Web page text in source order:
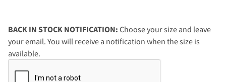
BACK IN STOCK NOTIFICATION: Choose your size and leave
your email. You will receive a notification when the size is
available.